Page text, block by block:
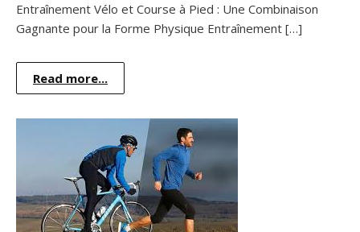
Entraînement Vélo et Course à Pied : Une Combinaison
Gagnante pour la Forme Physique Entraînement […]
Read more...